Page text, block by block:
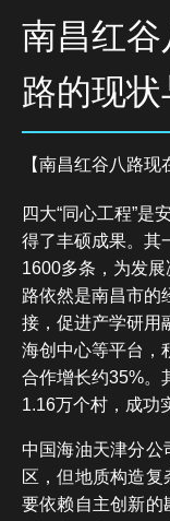
南昌红
路的现
【南昌红谷八路
四大“同心工程”是
得了丰硕成果。其
1600多条，为发
路依然是南昌市的
接，促进产学研用
海创中心等平台，
合作增长约35%。
1.16万个村，成功
中国海油天津分公
区，但地质构造
要依赖自主创新的